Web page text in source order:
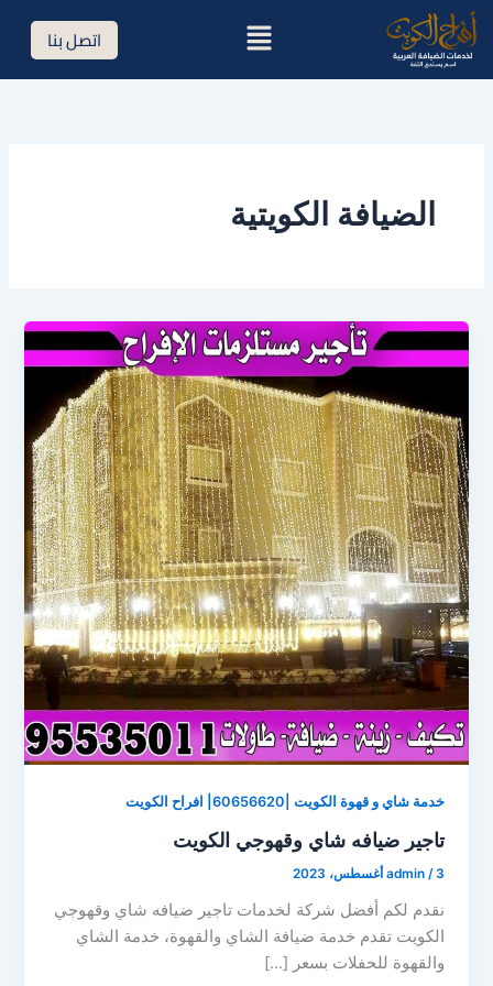
تخطي
إلى
المحتوى
القائمة اتصل بنا
الضيافة الكويتية
خدمة شاي و قهوة الكويت |60656620| افراح الكويت
تاجير ضيافه شاي وقهوجي الكويت
admin /3 أغسطس، 2023
نقدم لكم أفضل شركة لخدمات تاجير ضيافه شاي وقهوجي
الكويت تقدم خدمة ضيافة الشاي والقهوة، خدمة الشاي
والقهوة للحفلات بسعر […]